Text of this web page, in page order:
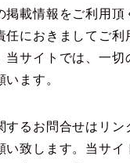
掲載情報をご利用頂
任におきましてご利
当サイトでは、一切
ます。
するお問合せはリン
い致します。当サイ